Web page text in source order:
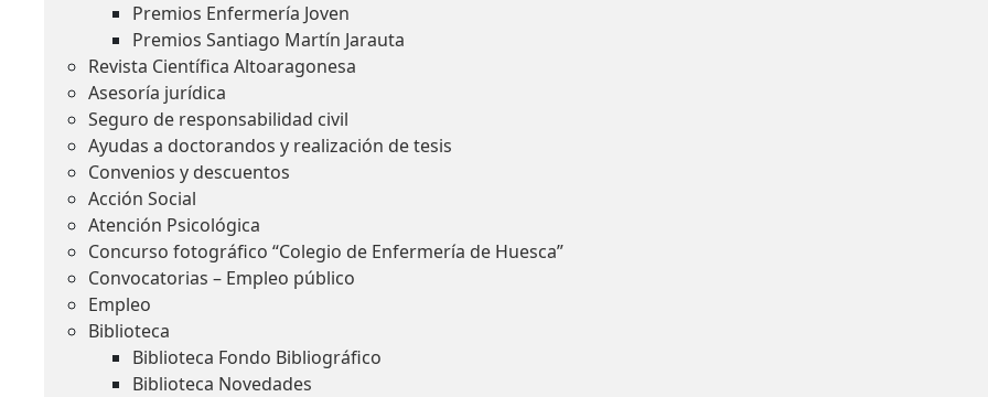
Premios Enfermería Joven
Premios Santiago Martín Jarauta
Revista Científica Altoaragonesa
Asesoría jurídica
Seguro de responsabilidad civil
Ayudas a doctorandos y realización de tesis
Convenios y descuentos
Acción Social
Atención Psicológica
Concurso fotográfico “Colegio de Enfermería de Huesca”
Convocatorias – Empleo público
Empleo
Biblioteca
Biblioteca Fondo Bibliográfico
Biblioteca Novedades